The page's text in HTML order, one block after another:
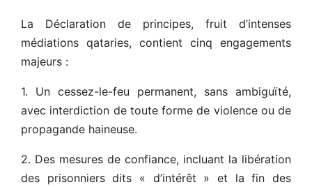
La Déclaration de principes, fruit d’intenses
médiations qataries, contient cinq engagements
majeurs :
1. Un cessez-le-feu permanent, sans ambiguïté,
avec interdiction de toute forme de violence ou de
propagande haineuse.
2. Des mesures de confiance, incluant la libération
des prisonniers dits « d’intérêt » et la fin des